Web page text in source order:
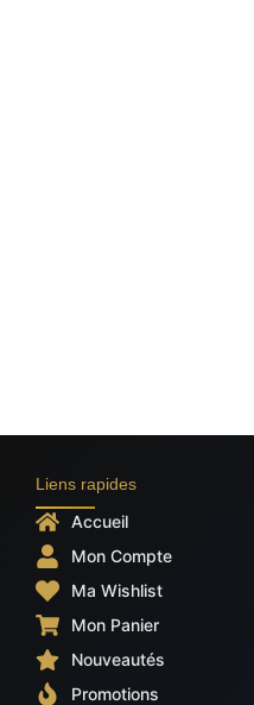
Liens rapides
Accueil
Mon Compte
Ma Wishlist
Mon Panier
Nouveautés
Promotions